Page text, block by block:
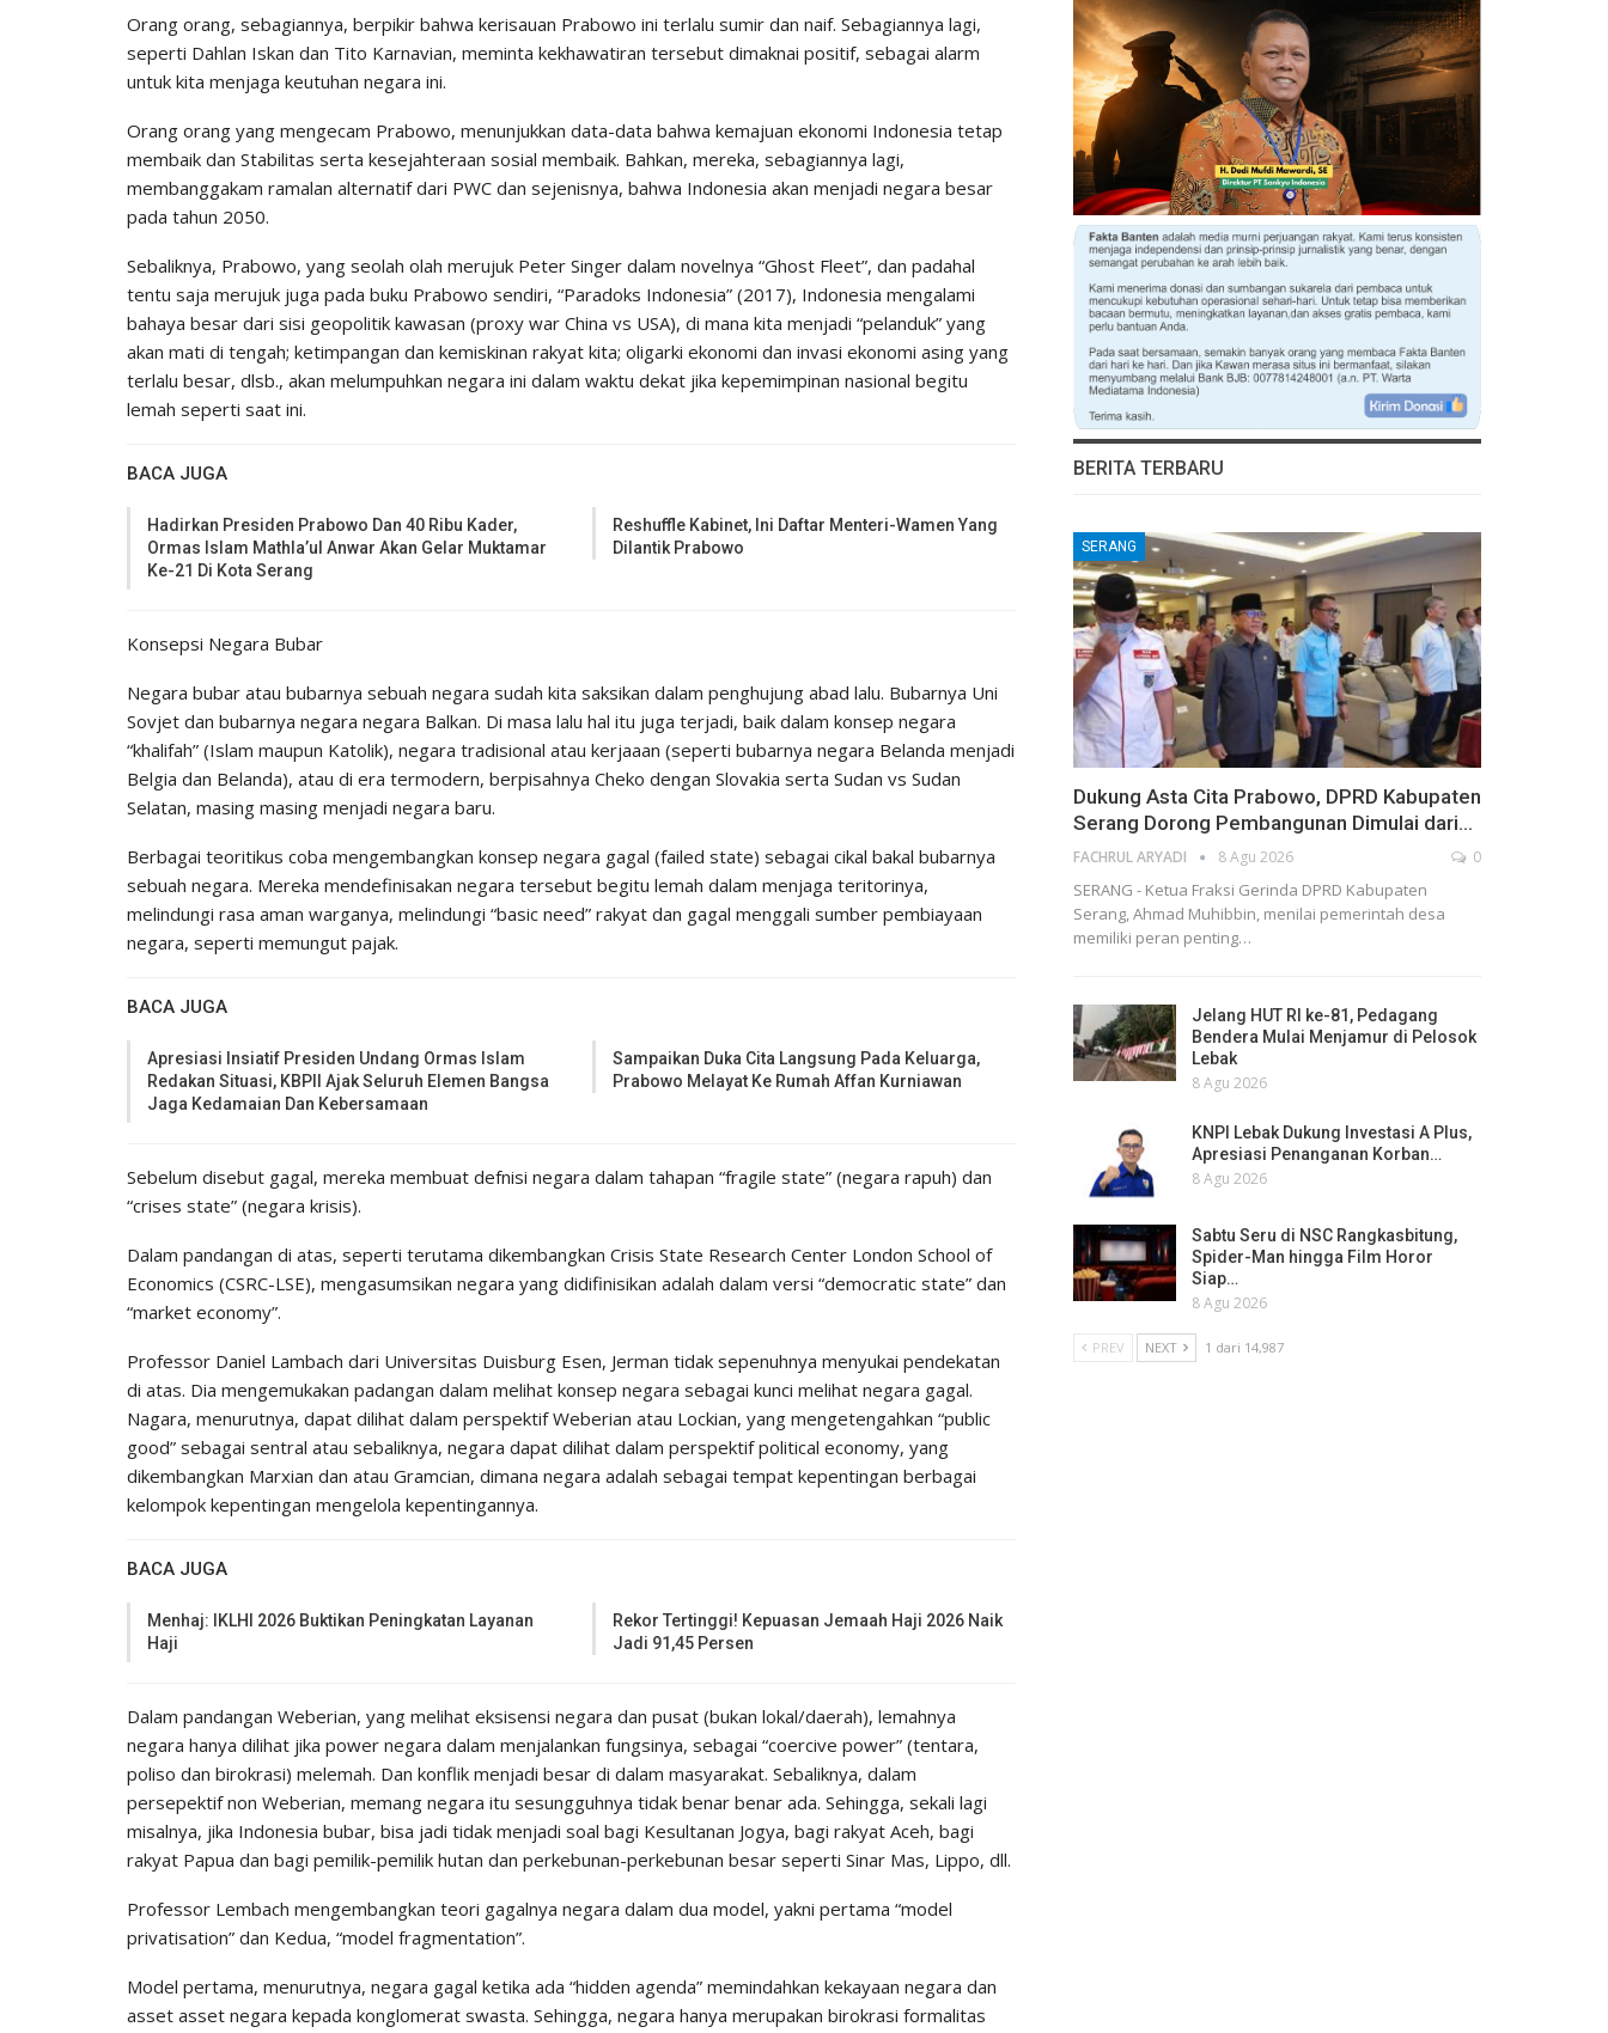
Orang orang, sebagiannya, berpikir bahwa kerisauan Prabowo ini terlalu sumir dan naif. Sebagiannya lagi,
seperti Dahlan Iskan dan Tito Karnavian, meminta kekhawatiran tersebut dimaknai positif, sebagai alarm
untuk kita menjaga keutuhan negara ini.
Orang orang yang mengecam Prabowo, menunjukkan data-data bahwa kemajuan ekonomi Indonesia tetap
membaik dan Stabilitas serta kesejahteraan sosial membaik. Bahkan, mereka, sebagiannya lagi,
membanggakam ramalan alternatif dari PWC dan sejenisnya, bahwa Indonesia akan menjadi negara besar
pada tahun 2050.
Sebaliknya, Prabowo, yang seolah olah merujuk Peter Singer dalam novelnya “Ghost Fleet”, dan padahal
tentu saja merujuk juga pada buku Prabowo sendiri, “Paradoks Indonesia” (2017), Indonesia mengalami
bahaya besar dari sisi geopolitik kawasan (proxy war China vs USA), di mana kita menjadi “pelanduk” yang
akan mati di tengah; ketimpangan dan kemiskinan rakyat kita; oligarki ekonomi dan invasi ekonomi asing yang
terlalu besar, dlsb., akan melumpuhkan negara ini dalam waktu dekat jika kepemimpinan nasional begitu
lemah seperti saat ini.
BACA JUGA
Hadirkan Presiden Prabowo Dan 40 Ribu Kader,
Ormas Islam Mathla’ul Anwar Akan Gelar Muktamar
Ke-21 Di Kota Serang
Reshuffle Kabinet, Ini Daftar Menteri-Wamen Yang
Dilantik Prabowo
Konsepsi Negara Bubar
Negara bubar atau bubarnya sebuah negara sudah kita saksikan dalam penghujung abad lalu. Bubarnya Uni
Sovjet dan bubarnya negara negara Balkan. Di masa lalu hal itu juga terjadi, baik dalam konsep negara
“khalifah” (Islam maupun Katolik), negara tradisional atau kerjaaan (seperti bubarnya negara Belanda menjadi
Belgia dan Belanda), atau di era termodern, berpisahnya Cheko dengan Slovakia serta Sudan vs Sudan
Selatan, masing masing menjadi negara baru.
Berbagai teoritikus coba mengembangkan konsep negara gagal (failed state) sebagai cikal bakal bubarnya
sebuah negara. Mereka mendefinisakan negara tersebut begitu lemah dalam menjaga teritorinya,
melindungi rasa aman warganya, melindungi “basic need” rakyat dan gagal menggali sumber pembiayaan
negara, seperti memungut pajak.
BACA JUGA
Apresiasi Insiatif Presiden Undang Ormas Islam
Redakan Situasi, KBPII Ajak Seluruh Elemen Bangsa
Jaga Kedamaian Dan Kebersamaan
Sampaikan Duka Cita Langsung Pada Keluarga,
Prabowo Melayat Ke Rumah Affan Kurniawan
Sebelum disebut gagal, mereka membuat defnisi negara dalam tahapan “fragile state” (negara rapuh) dan
“crises state” (negara krisis).
Dalam pandangan di atas, seperti terutama dikembangkan Crisis State Research Center London School of
Economics (CSRC-LSE), mengasumsikan negara yang didifinisikan adalah dalam versi “democratic state” dan
“market economy”.
Professor Daniel Lambach dari Universitas Duisburg Esen, Jerman tidak sepenuhnya menyukai pendekatan
di atas. Dia mengemukakan padangan dalam melihat konsep negara sebagai kunci melihat negara gagal.
Nagara, menurutnya, dapat dilihat dalam perspektif Weberian atau Lockian, yang mengetengahkan “public
good” sebagai sentral atau sebaliknya, negara dapat dilihat dalam perspektif political economy, yang
dikembangkan Marxian dan atau Gramcian, dimana negara adalah sebagai tempat kepentingan berbagai
kelompok kepentingan mengelola kepentingannya.
BACA JUGA
Menhaj: IKLHI 2026 Buktikan Peningkatan Layanan
Haji
Rekor Tertinggi! Kepuasan Jemaah Haji 2026 Naik
Jadi 91,45 Persen
Dalam pandangan Weberian, yang melihat eksisensi negara dan pusat (bukan lokal/daerah), lemahnya
negara hanya dilihat jika power negara dalam menjalankan fungsinya, sebagai “coercive power” (tentara,
poliso dan birokrasi) melemah. Dan konflik menjadi besar di dalam masyarakat. Sebaliknya, dalam
persepektif non Weberian, memang negara itu sesungguhnya tidak benar benar ada. Sehingga, sekali lagi
misalnya, jika Indonesia bubar, bisa jadi tidak menjadi soal bagi Kesultanan Jogya, bagi rakyat Aceh, bagi
rakyat Papua dan bagi pemilik-pemilik hutan dan perkebunan-perkebunan besar seperti Sinar Mas, Lippo, dll.
Professor Lembach mengembangkan teori gagalnya negara dalam dua model, yakni pertama “model
privatisation” dan Kedua, “model fragmentation”.
Model pertama, menurutnya, negara gagal ketika ada “hidden agenda” memindahkan kekayaan negara dan
asset asset negara kepada konglomerat swasta. Sehingga, negara hanya merupakan birokrasi formalitas
BERITA TERBARU
SERANG
Dukung Asta Cita Prabowo, DPRD Kabupaten
Serang Dorong Pembangunan Dimulai dari…
FACHRUL ARYADI 8 Agu 2026 0
SERANG - Ketua Fraksi Gerinda DPRD Kabupaten
Serang, Ahmad Muhibbin, menilai pemerintah desa
memiliki peran penting…
Jelang HUT RI ke-81, Pedagang
Bendera Mulai Menjamur di Pelosok
Lebak
8 Agu 2026
KNPI Lebak Dukung Investasi A Plus,
Apresiasi Penanganan Korban…
8 Agu 2026
Sabtu Seru di NSC Rangkasbitung,
Spider-Man hingga Film Horor
Siap…
8 Agu 2026
PREV NEXT 1 dari 14,987